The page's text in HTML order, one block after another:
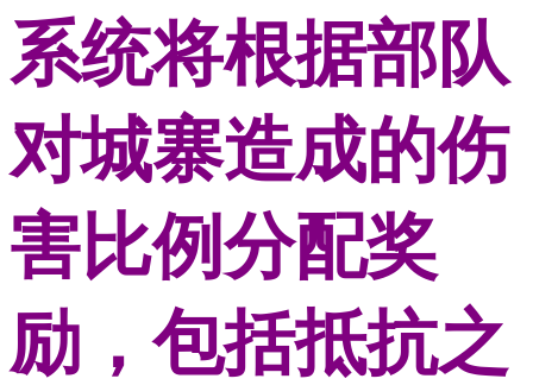
系统将根据部队
对城寨造成的伤
害比例分配奖
励，包括抵抗之